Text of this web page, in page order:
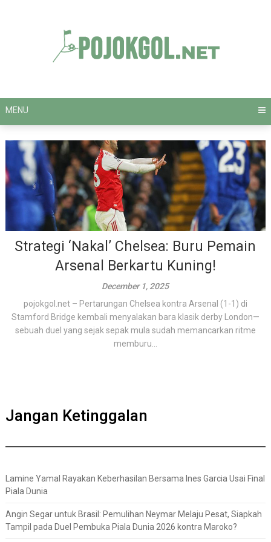
MENU
Strategi ‘Nakal’ Chelsea: Buru Pemain
Arsenal Berkartu Kuning!
December 1, 2025
pojokgol.net – Pertarungan Chelsea kontra Arsenal (1-1) di
Stamford Bridge kembali menyalakan bara klasik derby London—
sebuah duel yang sejak sepak mula sudah memancarkan ritme
memburu...
Jangan Ketinggalan
Lamine Yamal Rayakan Keberhasilan Bersama Ines Garcia Usai Final
Piala Dunia
Angin Segar untuk Brasil: Pemulihan Neymar Melaju Pesat, Siapkah
Tampil pada Duel Pembuka Piala Dunia 2026 kontra Maroko?